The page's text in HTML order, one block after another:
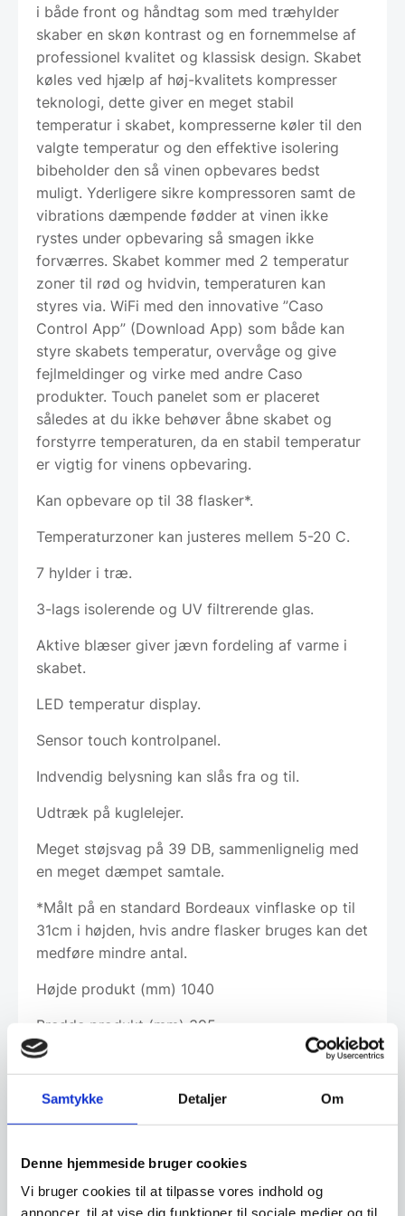
Samtykke Detaljer Om
Denne hjemmeside bruger cookies
Vi bruger cookies til at tilpasse vores indhold og
annoncer, til at vise dig funktioner til sociale medier og til
i både front og håndtag som med træhylder
skaber en skøn kontrast og en fornemmelse af
professionel kvalitet og klassisk design. Skabet
køles ved hjælp af høj-kvalitets kompresser
teknologi, dette giver en meget stabil
temperatur i skabet, kompresserne køler til den
valgte temperatur og den effektive isolering
bibeholder den så vinen opbevares bedst
muligt. Yderligere sikre kompressoren samt de
vibrations dæmpende fødder at vinen ikke
rystes under opbevaring så smagen ikke
forværres. Skabet kommer med 2 temperatur
zoner til rød og hvidvin, temperaturen kan
styres via. WiFi med den innovative ”Caso
Control App” (Download App) som både kan
styre skabets temperatur, overvåge og give
fejlmeldinger og virke med andre Caso
produkter. Touch panelet som er placeret
således at du ikke behøver åbne skabet og
forstyrre temperaturen, da en stabil temperatur
er vigtig for vinens opbevaring.
Kan opbevare op til 38 flasker*.
Temperaturzoner kan justeres mellem 5-20 C.
7 hylder i træ.
3-lags isolerende og UV filtrerende glas.
Aktive blæser giver jævn fordeling af varme i
skabet.
LED temperatur display.
Sensor touch kontrolpanel.
Indvendig belysning kan slås fra og til.
Udtræk på kuglelejer.
Meget støjsvag på 39 DB, sammenlignelig med
en meget dæmpet samtale.
*Målt på en standard Bordeaux vinflaske op til
31cm i højden, hvis andre flasker bruges kan det
medføre mindre antal.
Højde produkt (mm) 1040
Bredde produkt (mm) 395
Dybde produkt (mm) 675
Vægt produkt (kg) 45,90
temperaturstyring og elegant design
Dette vinkøleskab i rustfrit stål og træhylder